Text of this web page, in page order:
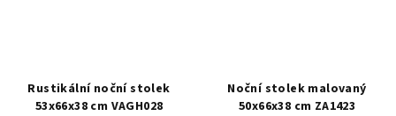
Rustikální noční stolek
53x66x38 cm VAGH028
Noční stolek malovaný
50x66x38 cm ZA1423